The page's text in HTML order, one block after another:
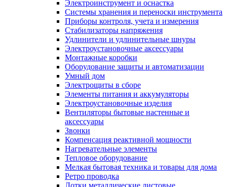
Электроинструмент и оснастка
Системы хранения и переноски инструмента
Приборы контроля, учета и измерения
Стабилизаторы напряжения
Удлинители и удлинительные шнуры
Электроустановочные аксессуары
Монтажные коробки
Оборудование защиты и автоматизации
Умный дом
Электрощиты в сборе
Элементы питания и аккумуляторы
Электроустановочные изделия
Вентиляторы бытовые настенные и
аксессуары
Звонки
Компенсация реактивной мощности
Нагревательные элементы
Тепловое оборудование
Мелкая бытовая техника и товары для дома
Ретро проводка
Лотки металлические листовые